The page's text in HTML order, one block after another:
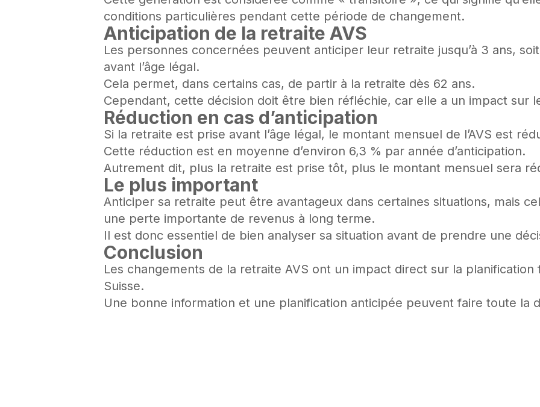
conditions particulières pendant cette période de changement.
Anticipation de la retraite AVS
Les personnes concernées peuvent anticiper leur retraite jusqu’à 3 ans,
avant l’âge légal.
Cela permet, dans certains cas, de partir à la retraite dès 62 ans.
Cependant, cette décision doit être bien réfléchie, car elle a un impact sur
Réduction en cas d’anticipation
Si la retraite est prise avant l’âge légal, le montant mensuel de l’AVS est
Cette réduction est en moyenne d’environ 6,3 % par année d’anticipation.
Autrement dit, plus la retraite est prise tôt, plus le montant mensuel sera
Le plus important
Anticiper sa retraite peut être avantageux dans certaines situations, mais
une perte importante de revenus à long terme.
Il est donc essentiel de bien analyser sa situation avant de prendre une
Conclusion
Les changements de la retraite AVS ont un impact direct sur la planification
Suisse.
Une bonne information et une planification anticipée peuvent faire toute la